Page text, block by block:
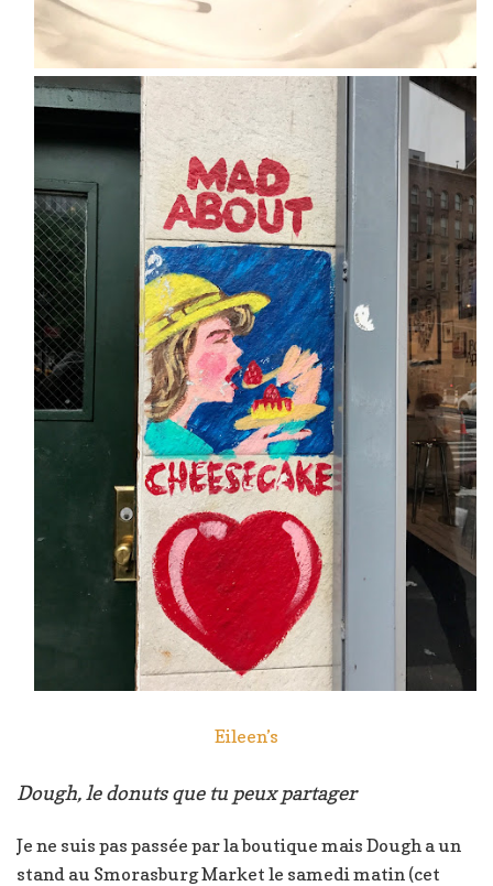
Eileen’s
Dough, le donuts que tu peux partager
Je ne suis pas passée par la boutique mais Dough a un
stand au Smorasburg Market le samedi matin (cet